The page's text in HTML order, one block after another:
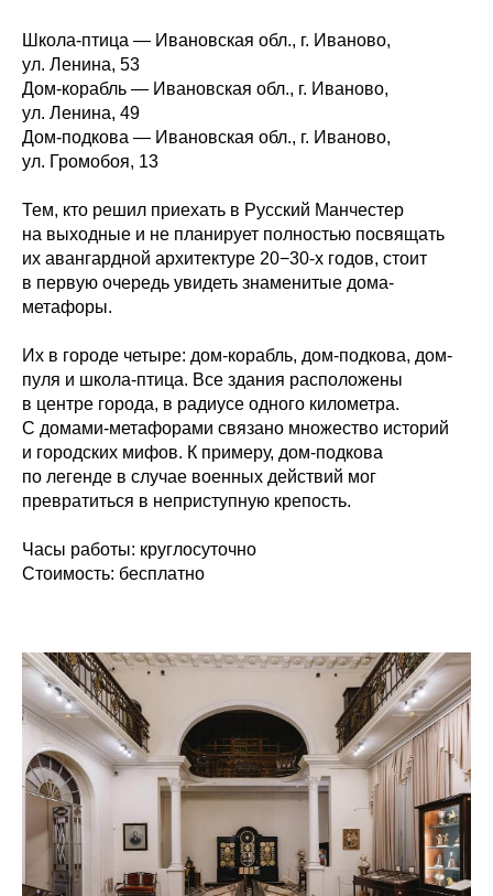
Школа-птица — Ивановская обл., г. Иваново,
ул. Ленина, 53
Дом-корабль — Ивановская обл., г. Иваново,
ул. Ленина, 49
Дом-подкова — Ивановская обл., г. Иваново,
ул. Громобоя, 13
Тем, кто решил приехать в Русский Манчестер
на выходные и не планирует полностью посвящать
их авангардной архитектуре 20−30-х годов, стоит
в первую очередь увидеть знаменитые дома-
метафоры.
Их в городе четыре: дом-корабль, дом-подкова, дом-
пуля и школа-птица. Все здания расположены
в центре города, в радиусе одного километра.
С домами-метафорами связано множество историй
и городских мифов. К примеру, дом-подкова
по легенде в случае военных действий мог
превратиться в неприступную крепость.
Часы работы: круглосуточно
Стоимость: бесплатно